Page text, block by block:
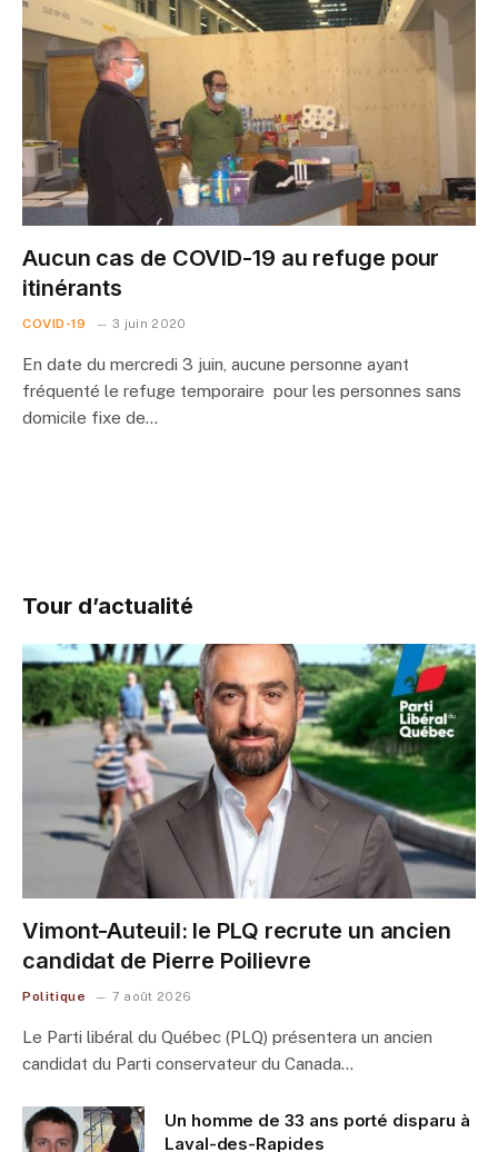
Aucun cas de COVID-19 au refuge pour
itinérants
COVID-19 3 juin 2020
En date du mercredi 3 juin, aucune personne ayant
fréquenté le refuge temporaire pour les personnes sans
domicile fixe de…
Tour d’actualité
Vimont-Auteuil: le PLQ recrute un ancien
candidat de Pierre Poilievre
Politique 7 août 2026
Le Parti libéral du Québec (PLQ) présentera un ancien
candidat du Parti conservateur du Canada…
Un homme de 33 ans porté disparu à
Laval-des-Rapides